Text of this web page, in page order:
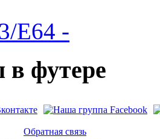
E64 -
в футере
Обратная связь